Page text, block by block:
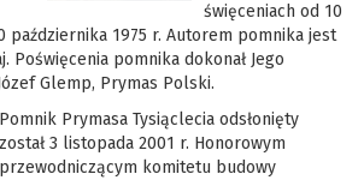
święceniach od 10
października 1975 r. Autorem pomnika jest
Poświęcenia pomnika dokonał Jego
Glemp, Prymas Polski.
Pomnik Prymasa Tysiąclecia odsłonięty
został 3 listopada 2001 r. Honorowym
przewodniczącym komitetu budowy